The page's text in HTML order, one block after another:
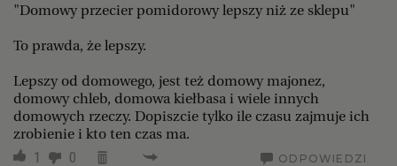
"Domowy przecier pomidorowy lepszy niż ze sklepu"
To prawda, że lepszy.
Lepszy od domowego, jest też domowy majonez,
domowy chleb, domowa kiełbasa i wiele innych
domowych rzeczy. Dopiszcie tylko ile czasu zajmuje ich
zrobienie i kto ten czas ma.
1 0
ODPOWIEDZI